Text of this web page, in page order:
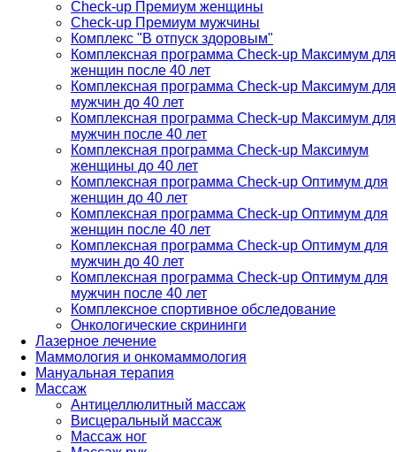
Check-up Премиум женщины
Check-up Премиум мужчины
Комплекс "В отпуск здоровым"
Комплексная программа Check-up Максимум для
женщин после 40 лет
Комплексная программа Check-up Максимум для
мужчин до 40 лет
Комплексная программа Check-up Максимум для
мужчин после 40 лет
Комплексная программа Check-up Максимум
женщины до 40 лет
Комплексная программа Check-up Оптимум для
женщин до 40 лет
Комплексная программа Check-up Оптимум для
женщин после 40 лет
Комплексная программа Check-up Оптимум для
мужчин до 40 лет
Комплексная программа Check-up Оптимум для
мужчин после 40 лет
Комплексное спортивное обследование
Онкологические скрининги
Лазерное лечение
Маммология и онкомаммология
Мануальная терапия
Массаж
Антицеллюлитный массаж
Висцеральный массаж
Массаж ног